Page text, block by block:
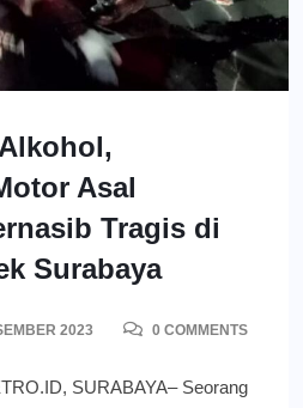
Asal
Tragis di
Surabaya
2023 0 COMMENTS
SURABAYA– Seorang